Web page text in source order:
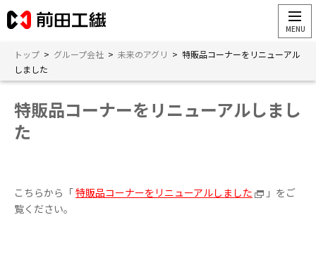
トップ > グループ会社 > 未来のアグリ > 特販品コーナーをリニューアル
しました
特販品コーナーをリニューアルしまし
た
こちらから「特販品コーナーをリニューアルしました
」をご
覧ください。